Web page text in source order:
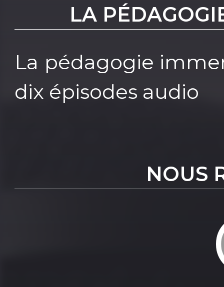
LA
La pédagogie
dix épisodes audio
NOUS